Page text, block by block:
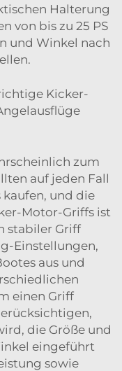
Halterung
von bis zu 25 PS
und Winkel nach
Kicker-
zum
auf jeden Fall
kaufen, und die
Motor-Griffs ist
stabiler Griff
Einstellungen,
aus und
einen Griff
die Größe und
eingeführt
sowie